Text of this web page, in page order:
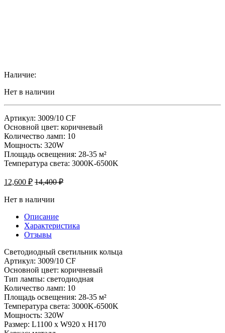
Наличие:
Нет в наличии
Артикул: 3009/10 CF
Основной цвет: коричневый
Количество ламп: 10
Мощность: 320W
Площадь освещения: 28-35 м²
Температура света: 3000K-6500K
12,600 ₽ 14,400₽
Нет в наличии
Описание
Характеристика
Отзывы
Светодиодный светильник кольца
Артикул: 3009/10 CF
Основной цвет: коричневый
Тип лампы: светодиодная
Количество ламп: 10
Площадь освещения: 28-35 м²
Температура света: 3000K-6500K
Мощность: 320W
Размер: L1100 x W920 x H170